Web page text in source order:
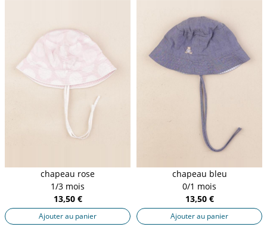
chapeau rose
1/3 mois
13,50 €
Ajouter au panier
chapeau bleu
0/1 mois
13,50 €
Ajouter au panier